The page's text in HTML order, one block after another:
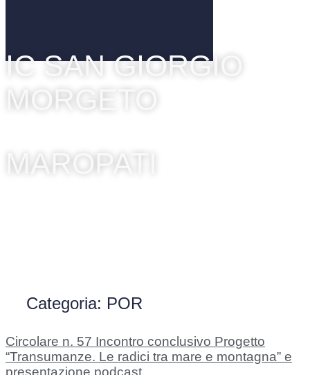
IC SAN GIORGIO
MORGETO
MAROPATI
Categoria: POR
Circolare n. 57 Incontro conclusivo Progetto
“Transumanze. Le radici tra mare e montagna” e
presentazione podcast.